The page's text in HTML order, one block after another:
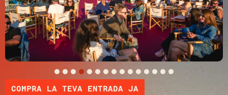
COMPRA LA TEVA ENTRADA JA